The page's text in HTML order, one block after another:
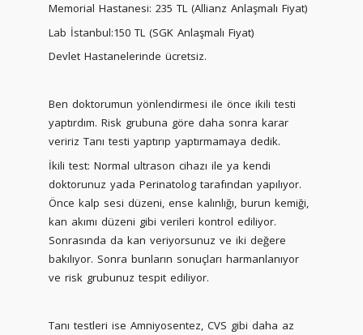
Memorial Hastanesi: 235 TL (Allianz Anlaşmalı Fiyat)
Lab İstanbul:150 TL (SGK Anlaşmalı Fiyat)
Devlet Hastanelerinde ücretsiz.
Ben doktorumun yönlendirmesi ile önce ikili testi
yaptırdım. Risk grubuna göre daha sonra karar
veririz Tanı testi yaptırıp yaptırmamaya dedik.
İkili test: Normal ultrason cihazı ile ya kendi
doktorunuz yada Perinatolog tarafından yapılıyor.
Önce kalp sesi düzeni, ense kalınlığı, burun kemiği,
kan akımı düzeni gibi verileri kontrol ediliyor.
Sonrasında da kan veriyorsunuz ve iki değere
bakılıyor. Sonra bunların sonuçları harmanlanıyor
ve risk grubunuz tespit ediliyor.
Tanı testleri ise Amniyosentez, CVS gibi daha az